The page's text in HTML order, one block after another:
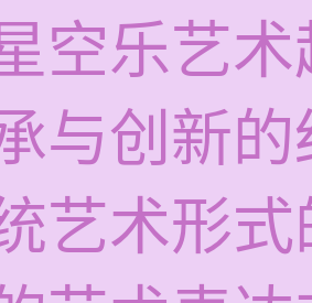
空乐艺
与创新
艺术形